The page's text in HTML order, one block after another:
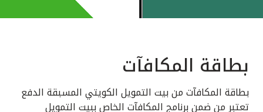
بطاقة المكافآت
بطاقة المكافآت من بيت التمويل الكويتي المسبقة الدفع
تعتبر من ضمن برنامج المكافآت الخاص ببيت التمويل